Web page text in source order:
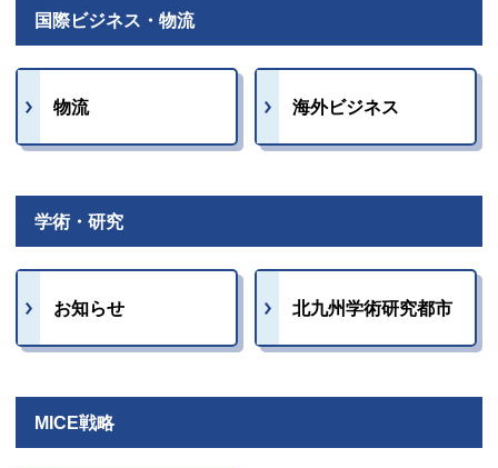
国際ビジネス・物流
物流 海外ビジネス
学術・研究
お知らせ 北九州学術研究都市
MICE戦略